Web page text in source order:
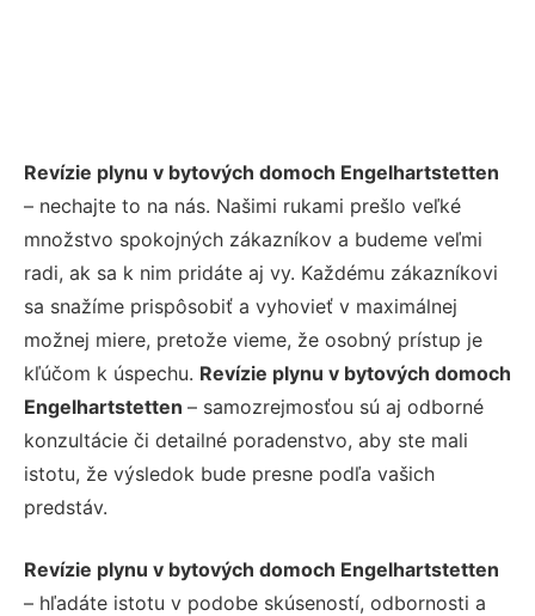
Revízie plynu v bytových domoch Engelhartstetten
– nechajte to na nás. Našimi rukami prešlo veľké
množstvo spokojných zákazníkov a budeme veľmi
radi, ak sa k nim pridáte aj vy. Každému zákazníkovi
sa snažíme prispôsobiť a vyhovieť v maximálnej
možnej miere, pretože vieme, že osobný prístup je
kľúčom k úspechu. Revízie plynu v bytových domoch
Engelhartstetten – samozrejmosťou sú aj odborné
konzultácie či detailné poradenstvo, aby ste mali
istotu, že výsledok bude presne podľa vašich
predstáv.
Revízie plynu v bytových domoch Engelhartstetten
– hľadáte istotu v podobe skúseností, odbornosti a